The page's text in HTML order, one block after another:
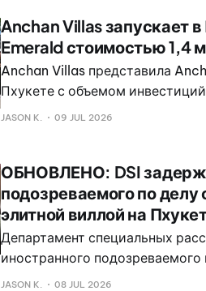
Anchan Villas запускает
Emerald стоимостью 1,4
Anchan Villas представила
Пхукете с объемом
свыше 40 000 квадратных
JASON K. 09 JUL 2026
ОБНОВЛЕНО: DSI
подозреваемого по
элитной виллой на
Департамент специальных
иностранного
связанному с арендой элитных
JASON K. 08 JUL 2026